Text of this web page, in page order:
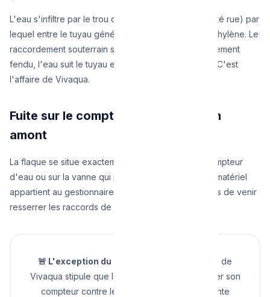
L'eau s'infiltre par le trou dans le mur de façade (côté rue) par
lequel entre le tuyau général en plomb ou en polyéthylène. Le
raccordement souterrain sous le trottoir est probablement
fendu, l'eau suit le tuyau et atterrit dans votre cave. C'est
l'affaire de Vivaqua.
Fuite sur le compteur ou la vanne en
amont
La flaque se situe exactement sous le cadran du compteur
d'eau ou sur la vanne qui précède le compteur. Ce matériel
appartient au gestionnaire. C'est à lui ses techniciens de venir
resserrer les raccords de jauge.
🚨 L'exception du gel :
Le règlement général de
Vivaqua stipule que le propriétaire doit protéger son
compteur contre le gel. Si le compteur en fonte